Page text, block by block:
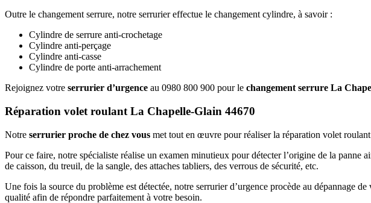
Outre le changement serrure, notre serrurier effectue le changement cylindre, à savoir :
Cylindre de serrure anti-crochetage
Cylindre anti-perçage
Cylindre anti-casse
Cylindre de porte anti-arrachement
Rejoignez votre serrurier d’urgence au 0980 800 900 pour le changement serrure La
Réparation volet roulant La Chapelle-Glain 44670
Notre serrurier proche de chez vous met tout en œuvre pour réaliser la réparation volet
Pour ce faire, notre spécialiste réalise un examen minutieux pour détecter l’origine de la panne
de caisson, du treuil, de la sangle, des attaches tabliers, des verrous de sécurité, etc.
Une fois la source du problème est détectée, notre serrurier d’urgence procède au dépannage
qualité afin de répondre parfaitement à votre besoin.